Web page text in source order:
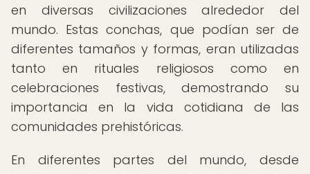
en diversas civilizaciones alrededor del
mundo. Estas conchas, que podían ser de
diferentes tamaños y formas, eran utilizadas
tanto en rituales religiosos como en
celebraciones festivas, demostrando su
importancia en la vida cotidiana de las
comunidades prehistóricas.
En diferentes partes del mundo, desde